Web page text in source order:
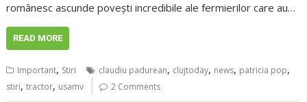
românesc ascunde povești incredibile ale fermierilor care au…
READ MORE
Important, Stiri claudiu padurean, clujtoday, news, patricia pop,
stiri,tractor, usamv 2 Comments